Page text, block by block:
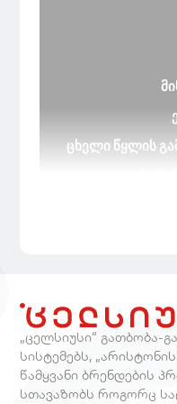
ცხელი წყლის
ზომები
„ცელსიუსი“ გათბობა-
სისტემებს,
წამყვანი ბრენდების
სთავაზობს როგორც